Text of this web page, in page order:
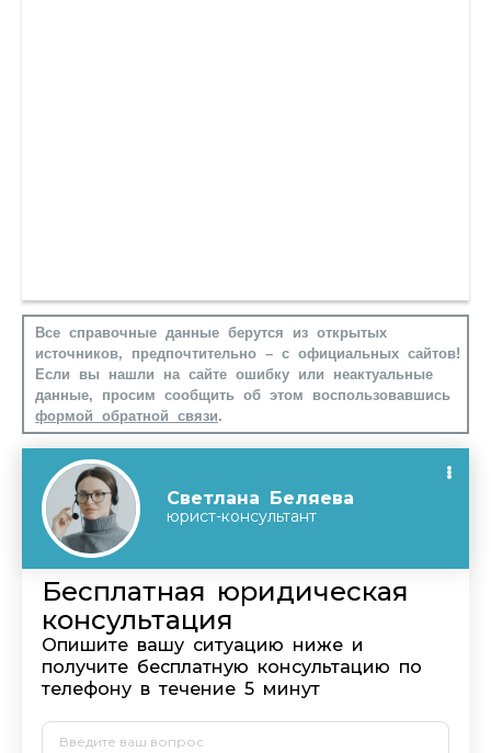
Все справочные данные берутся из открытых
источников, предпочтительно – с официальных сайтов!
Если вы нашли на сайте ошибку или неактуальные
данные, просим сообщить об этом воспользовавшись
формой обратной связи.